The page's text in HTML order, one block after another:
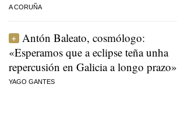
A CORUÑA
Antón Baleato, cosmólogo:
«Esperamos que a eclipse teña unha
repercusión en Galicia a longo prazo»
YAGO GANTES